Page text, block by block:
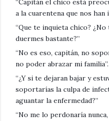
“Capitán el chico está
a la cuarentena que nos
“Que te inquieta chico?
duermes bastante?”
“No es eso, capitán, no
no poder abrazar mi familia”.
“¿Y si te dejaran bajar y
soportarías la culpa de
aguantar la enfermedad?”
“No me lo perdonaría